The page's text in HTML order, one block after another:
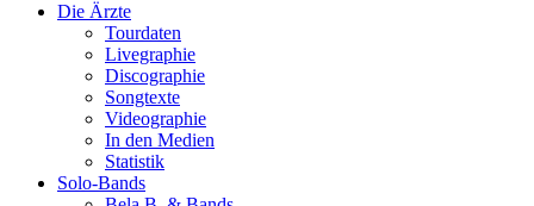
Die Ärzte
Tourdaten
Livegraphie
Discographie
Songtexte
Videographie
In den Medien
Statistik
Solo-Bands